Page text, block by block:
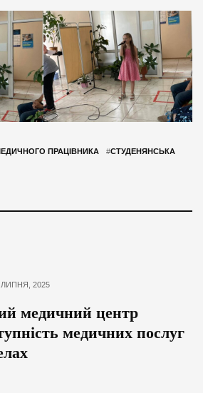
ПРАЦІВНИКА #СТУДЕНЯНСЬКА
ЛИПНЯ, 2025
медичний центр
медичних послуг